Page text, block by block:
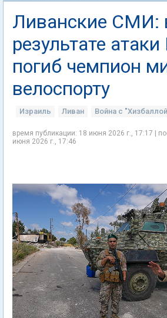
Ливанские СМИ:
результате
погиб чемпион
велоспорту
Израиль Ливан Война с
время публикации: 18 июня 2026 г., 17:17 |
июня 2026 г., 17:46